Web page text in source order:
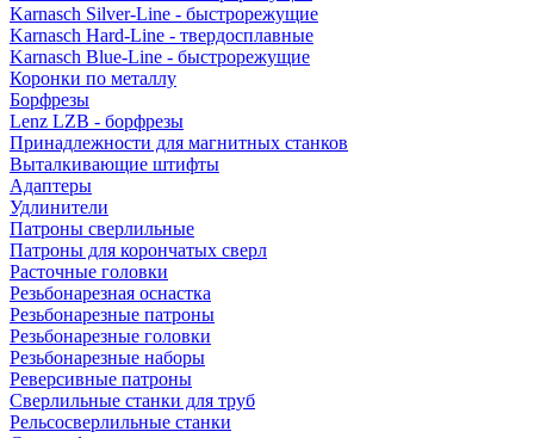
Karnasch Silver-Line - быстрорежущие
Karnasch Hard-Line - твердосплавные
Karnasch Blue-Line - быстрорежущие
Коронки по металлу
Борфрезы
Lenz LZB - борфрезы
Принадлежности для магнитных станков
Выталкивающие штифты
Адаптеры
Удлинители
Патроны сверлильные
Патроны для корончатых сверл
Расточные головки
Резьбонарезная оснастка
Резьбонарезные патроны
Резьбонарезные головки
Резьбонарезные наборы
Реверсивные патроны
Сверлильные станки для труб
Рельсосверлильные станки